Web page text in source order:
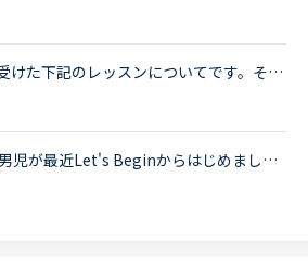
昨夜、私が予約無料で受けた下記のレッスンについてです。その講師はレッスンの進め方が威圧的と言うか命令形で、ネイティブキャンプでは珍しいタイプの講師でした(少なくとも私は他にお目にかかったことがないで...
6歳、4月から小学生の男児が最近Let's Beginからはじめましたが、授業に集中してくれなくて困っています。英語力は10までの数字と数種類の色や動物が言えるのみで、文法が読めたり、フルセンテンスは言えません。...